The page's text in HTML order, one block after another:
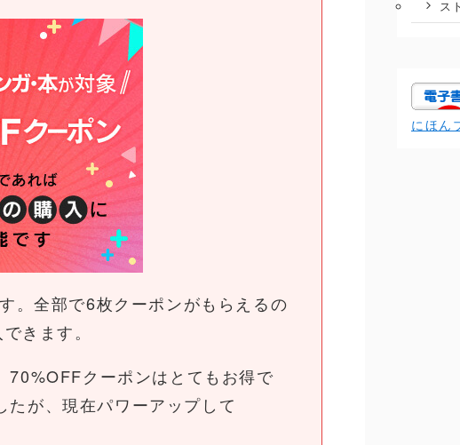
。全部で6枚クーポンがもらえるの
きます。
70%OFFクーポンはとてもお得で
が、現在パワーアップして
ス
にほん